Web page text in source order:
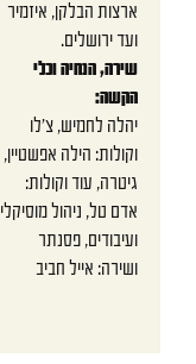
ארצות הבלקן, איזמיר
ועד ירושלים.
שירה, הנחיה וכלי
הקשה:
יהלה לחמיש, צ׳לו
וקולות: הילה אפשטיין,
גיטרה, עוד וקולות:
אדם טל, ניהול מוסיקלי
ועיבודים, פסנתר
ושירה: אייל חביב